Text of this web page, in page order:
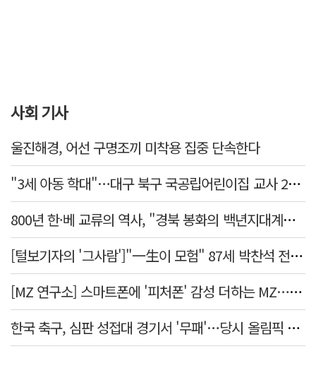
사회 기사
울진해경, 어선 구명조끼 미착용 집중 단속한다
"3세 아동 학대"…대구 북구 국공립어린이집 교사 2명 검찰 송치
800년 한·베 교류의 역사, "경북 봉화의 백년지대계로 피어난다"
[털보기자의 '그사람']"一生이 모험" 87세 박찬석 전 경북대 총장
[MZ 연구소] 스마트폰에 '피처폰' 감성 더하는 MZ… 히퍼와 줄이어폰
한국 축구, 심판 성접대 경기서 '무패'…당시 올림픽 감독은 홍명보